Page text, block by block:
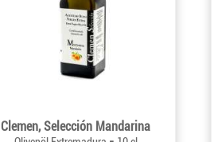
Clemen, Selección Mandarina